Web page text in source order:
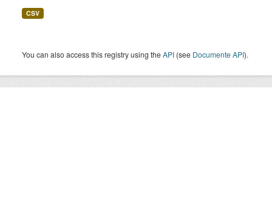
CSV
You can also access this registry using theAPI (see Documente API).